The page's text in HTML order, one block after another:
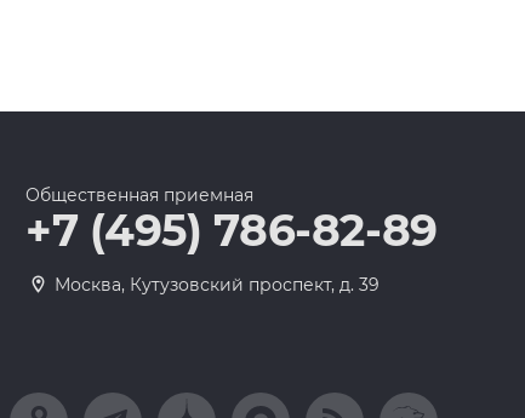
Общественная приемная
+7 (495) 786-82-89
Москва, Кутузовский проспект, д. 39